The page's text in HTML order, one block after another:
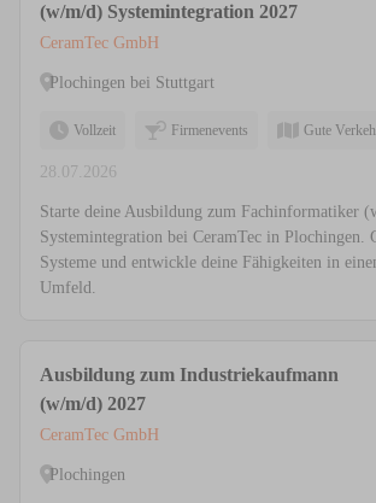
(w/m/d) Systemintegration 2027
CeramTec GmbH
Plochingen bei Stuttgart
Vollzeit Firmenevents Gute
28.07.2026
Starte deine Ausbildung zum Fachinformatiker
Systemintegration bei CeramTec in Plochingen.
Systeme und entwickle deine Fähigkeiten in
Umfeld.
Ausbildung zum Industriekaufmann
(w/m/d) 2027
CeramTec GmbH
Plochingen